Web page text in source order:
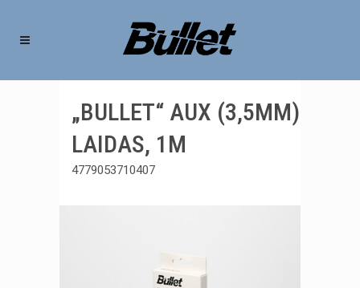
„BULLET“ AUX (3,5MM)
LAIDAS, 1M
4779053710407